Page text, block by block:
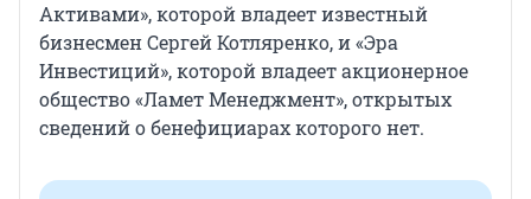
Активами», которой владеет известный
бизнесмен Сергей Котляренко, и «Эра
Инвестиций», которой владеет акционерное
общество «Ламет Менеджмент», открытых
сведений о бенефициарах которого нет.